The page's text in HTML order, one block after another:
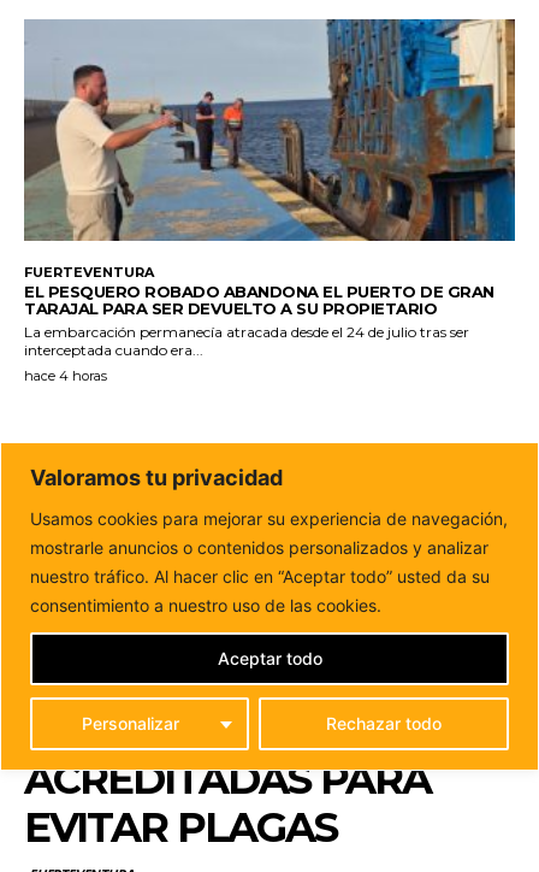
FUERTEVENTURA
EL PESQUERO ROBADO ABANDONA EL PUERTO DE GRAN
TARAJAL PARA SER DEVUELTO A SU PROPIETARIO
La embarcación permanecía atracada desde el 24 de julio tras ser
interceptada cuando era...
hace 4 horas